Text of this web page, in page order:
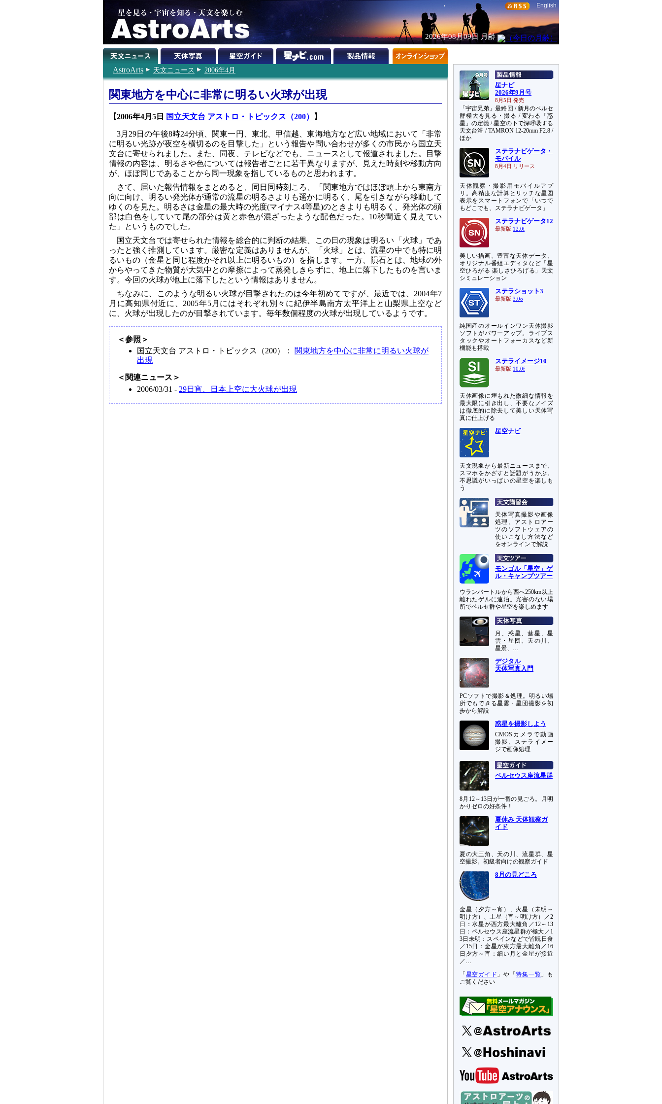
English
2026年08月09日 月齢
AstroArts 天文ニュース 2006年4月
関東地方を中心に非常に明るい火球が出現
【2006年4月5日 国立天文台 アストロ・トピックス（200） 】
3月29日の午後8時24分頃、関東一円、東北、甲信越、東海地方など広い地域において「非常
に明るい光跡が夜空を横切るのを目撃した」という報告や問い合わせが多くの市民から国立天
文台に寄せられました。また、同夜、テレビなどでも、ニュースとして報道されました。目撃
情報の内容は、明るさや色については報告者ごとに若干異なりますが、見えた時刻や移動方向
が、ほぼ同じであることから同一現象を指しているものと思われます。
さて、届いた報告情報をまとめると、同日同時刻ころ、「関東地方ではほぼ頭上から東南方
向に向け、明るい発光体が通常の流星の明るさよりも遥かに明るく、尾を引きながら移動して
ゆくのを見た。明るさは金星の最大時の光度(マイナス4等星)のときよりも明るく、発光体の頭
部は白色をしていて尾の部分は黄と赤色が混ざったような配色だった。10秒間近く見えてい
た」というものでした。
国立天文台では寄せられた情報を総合的に判断の結果、この日の現象は明るい「火球」であ
ったと強く推測しています。厳密な定義はありませんが、「火球」とは、流星の中でも特に明
るいもの（金星と同じ程度かそれ以上に明るいもの）を指します。一方、隕石とは、地球の外
からやってきた物質が大気中との摩擦によって蒸発しきらずに、地上に落下したものを言いま
す。今回の火球が地上に落下したという情報はありません。
ちなみに、このような明るい火球が目撃されたのは今年初めてですが、最近では、2004年7
月に高知県付近に、2005年5月にはそれぞれ別々に紀伊半島南方太平洋上と山梨県上空など
に、火球が出現したのが目撃されています。毎年数個程度の火球が出現しているようです。
＜参照＞
国立天文台 アストロ・トピックス（200）： 関東地方を中心に非常に明るい火球が
出現
＜関連ニュース＞
2006/03/31 - 29日宵、日本上空に大火球が出現
星ナビ
2026年9月号
8月5日 発売
「宇宙兄弟」最終回 / 新月のペルセ
群極大を見る・撮る / 変わる「惑
星」の定義 / 星空の下で深呼吸する
天文台浴 / TAMRON 12-20mm F2.8 /
ほか
ステラナビゲータ・
モバイル
8月4日 リリース
天体観察・撮影用モバイルアプ
リ。高精度な計算とリッチな星図
表示をスマートフォンで「いつで
もどこでも、ステラナビゲータ」
ステラナビゲータ12
最新版 12.0i
美しい描画、豊富な天体データ、
オリジナル番組エディタなど「星
空ひろがる 楽しさひろげる」天文
シミュレーション
ステラショット3
最新版 3.0o
純国産のオールインワン天体撮影
ソフトがパワーアップ。ライブス
タックやオートフォーカスなど新
機能も搭載
ステライメージ10
最新版 10.0f
天体画像に埋もれた微細な情報を
最大限に引き出し、不要なノイズ
は徹底的に除去して美しい天体写
真に仕上げる
星空ナビ
天文現象から最新ニュースまで、
スマホをかざすと話題がうかぶ。
不思議がいっぱいの星空を楽しも
う
天体写真撮影や画像
処理、アストロアー
ツのソフトウェアの
使いこなし方法など
をオンラインで解説
モンゴル「星空」ゲ
ル・キャンプツアー
ウランバートルから西へ250km以上
離れたゲルに連泊。光害のない場
所でペルセ群や星空を楽しめます
月、惑星、彗星、星
雲・星団、天の川、
星景、…
デジタル
天体写真入門
PCソフトで撮影＆処理。明るい場
所でもできる星雲・星団撮影を初
歩から解説
惑星を撮影しよう
CMOSカメラで動画
撮影、ステライメー
ジで画像処理
ペルセウス座流星群
8月12～13日が一番の見ごろ。月明
かりゼロの好条件！
夏休み 天体観察ガ
イド
夏の大三角、天の川、流星群、星
空撮影。初級者向けの観察ガイド
8月の見どころ
金星（夕方～宵）、火星（未明～
明け方）、土星（宵～明け方）／2
日：水星が西方最大離角／12～13
日：ペルセウス座流星群が極大／1
3日未明：スペインなどで皆既日食
／15日：金星が東方最大離角／16
日夕方～宵：細い月と金星が接近
／…
「 星空ガイド 」や「特集一覧 」も
ご覧ください